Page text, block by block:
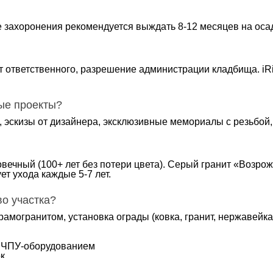
рекомендуется выждать 8-12 месяцев на
ответственного, разрешение администрации кладбища.
проекты?
от дизайнера, эксклюзивные мемориалы с
(100+ лет без потери цвета). Серый гранит
ухода каждые 5-7 лет.
участка?
установка ограды (ковка, гранит,
оборудованием